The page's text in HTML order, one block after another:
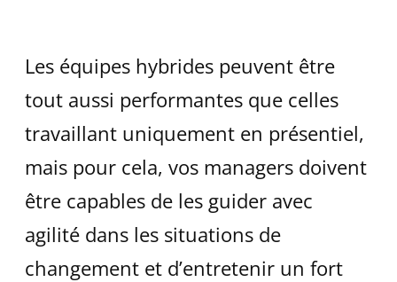
Les équipes hybrides peuvent être
tout aussi performantes que celles
travaillant uniquement en présentiel,
mais pour cela, vos managers doivent
être capables de les guider avec
agilité dans les situations de
changement et d’entretenir un fort